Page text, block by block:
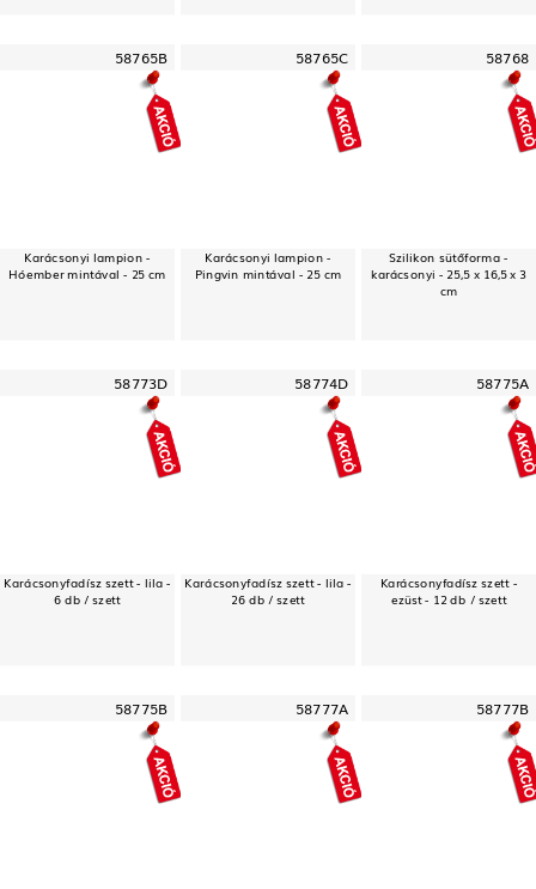
58765B
Karácsonyi lampion -
Hóember mintával - 25 cm
58765C
Karácsonyi lampion -
Pingvin mintával - 25 cm
58768
Szilikon sütőforma -
karácsonyi - 25,5 x 16,5 x 3
cm
58773D
Karácsonyfadísz szett - lila -
6 db / szett
58774D
Karácsonyfadísz szett - lila -
26 db / szett
58775A
Karácsonyfadísz szett -
ezüst - 12 db / szett
58775B 58777A 58777B